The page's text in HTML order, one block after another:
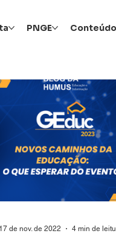
PNGE
17 de nov. de 2022 4 min de